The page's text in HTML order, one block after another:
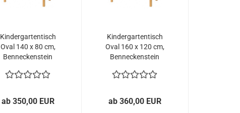
Kindergartentisch
Oval 140 x 80 cm,
Benneckenstein
ab 350,00 EUR
Kindergartentisch
Oval 160 x 120 cm,
Benneckenstein
ab 360,00 EUR